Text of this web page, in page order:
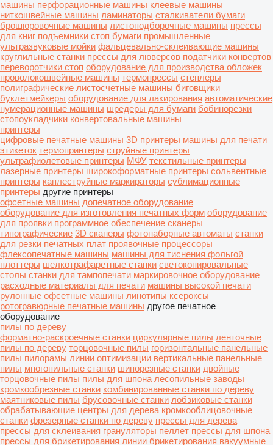
машины перфорационные машины клеевые машины
ниткошвейные машины ламинаторы сталкиватели бумаги
брошюровочные машины листоподборочные машины прессы
для книг подъемники стоп бумаги промышленные
ультразвуковые мойки фальцевально-склеивающие машины
круглильные станки прессы для люверсов податчики конвертов
переворотчики стоп оборудование для производства обложек
проволокошвейные машины термопрессы степлеры
полиграфические листосчетные машины биговщики
буклетмейкеры оборудование для лакирования автоматические
нумерационные машины шредеры для бумаги бобинорезки
стопоукладчики конвертовальные машины
принтеры
цифровые печатные машины 3D принтеры машины для печати
этикеток термопринтеры струйные принтеры
ультрафиолетовые принтеры МФУ текстильные принтеры
лазерные принтеры широкоформатные принтеры сольвентные
принтеры каплеструйные маркираторы сублимационные
принтеры другие принтеры
офсетные машины допечатное оборудование
оборудование для изготовления печатных форм оборудование
для проявки программное обеспечение сканеры
типографические 3D сканеры фотонаборные автоматы станки
для резки печатных плат проявочные процессоры
флексопечатные машины машины для тиснения фольгой
плоттеры шелкотрафаретные станки светокопировальные
столы станки для тампопечати маркировочное оборудование
расходные материалы для печати машины высокой печати
рулонные офсетные машины линотипы ксероксы
ротогравюрные печатные машины другое печатное
оборудование
пилы по дереву
форматно-раскроечные станки циркулярные пилы ленточные
пилы по дереву торцовочные пилы горизонтальные панельные
пилы пилорамы линии оптимизации вертикальные панельные
пилы многопильные станки шипорезные станки двойные
торцовочные пилы пилы для шпона лесопильные заводы
кромкообрезные станки комбинированные станки по дереву
маятниковые пилы брусовочные станки лобзиковые станки
обрабатывающие центры для дерева кромкооблицовочные
станки фрезерные станки по дереву прессы для дерева
прессы для склеивания грануляторы пеллет прессы для шпона
прессы для брикетирования линии брикетирования вакуумные